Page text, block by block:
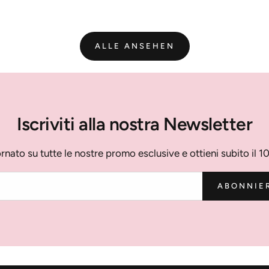
ALLE ANSEHEN
Iscriviti alla nostra Newsletter
su tutte le nostre promo esclusive e ottieni subito il